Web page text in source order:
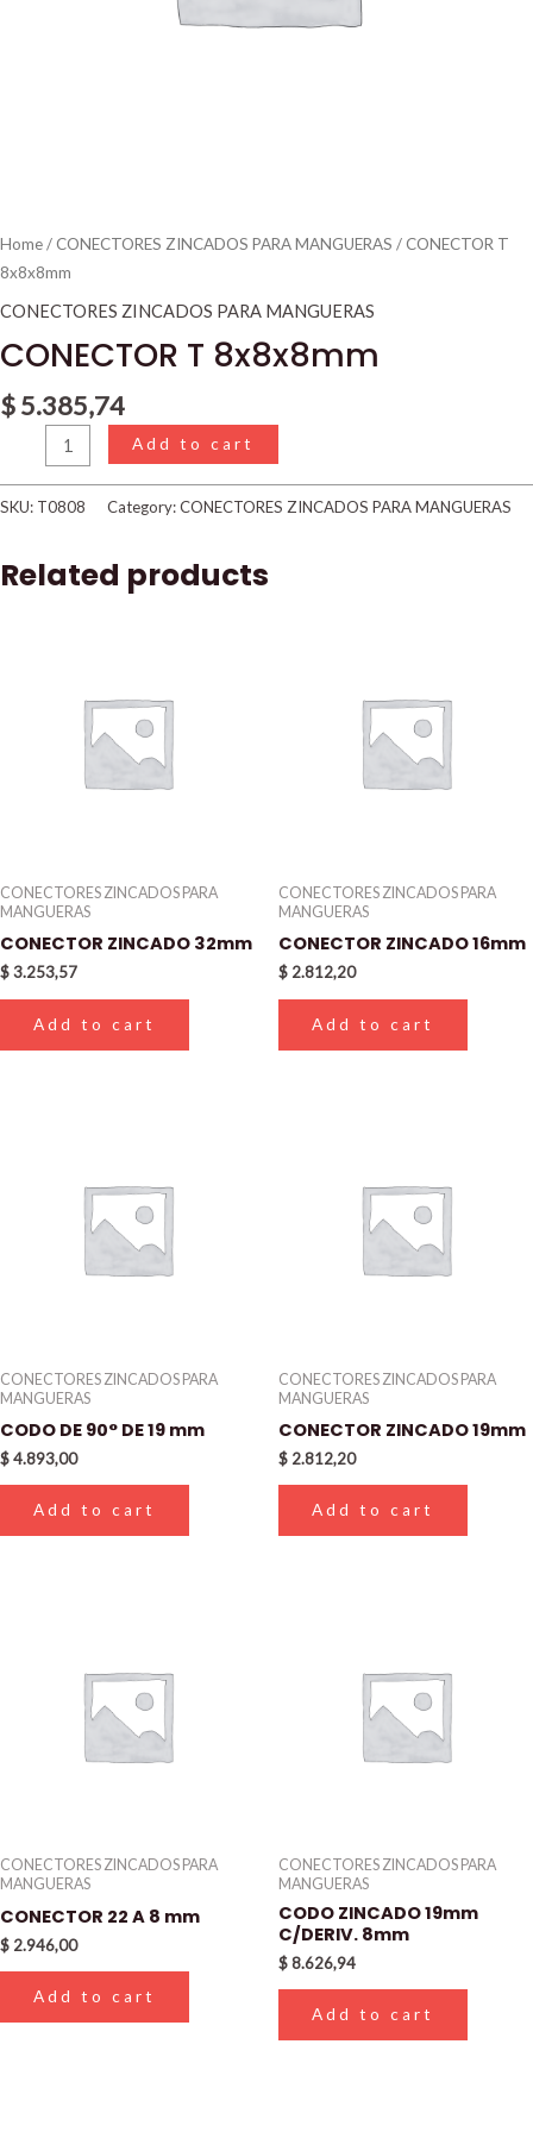
Home/ CONECTORES ZINCADOS PARA MANGUERAS / CONECTOR T
8x8x8mm
CONECTORES ZINCADOS PARA MANGUERAS
CONECTOR T 8x8x8mm
$5.385,74
Add to cart
SKU: T0808 Category:CONECTORES ZINCADOS PARA MANGUERAS
Related products
CONECTORES ZINCADOS PARA
MANGUERAS
CONECTOR ZINCADO 32mm
$3.253,57
Add to cart
CONECTORES ZINCADOS PARA
MANGUERAS
CONECTOR ZINCADO 16mm
$ 2.812,20
Add to cart
CONECTORES ZINCADOS PARA
MANGUERAS
CODO DE 90° DE 19 mm
$4.893,00
Add to cart
CONECTORES ZINCADOS PARA
MANGUERAS
CONECTOR ZINCADO 19mm
$ 2.812,20
Add to cart
CONECTORES ZINCADOS PARA
MANGUERAS
CONECTOR 22 A 8 mm
$ 2.946,00
Add to cart
CONECTORES ZINCADOS PARA
MANGUERAS
CODO ZINCADO 19mm
C/DERIV. 8mm
$8.626,94
Add to cart